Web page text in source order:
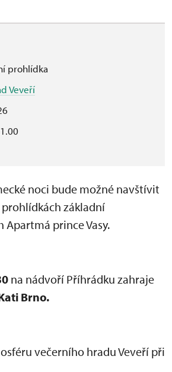
prohlídka
Veveří
noci bude možné navštívit
základní
prince Vasy.
na nádvoří Příhrádku zahraje
Brno.
večerního hradu Veveří při